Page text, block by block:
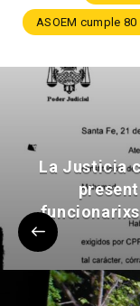
ASOEM cumple
La Justicia